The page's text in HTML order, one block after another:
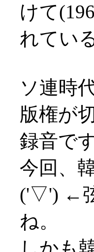
けて
れてい
ソ連時
版権が
録音で
今回、
('▽') ←
ね。
しかも